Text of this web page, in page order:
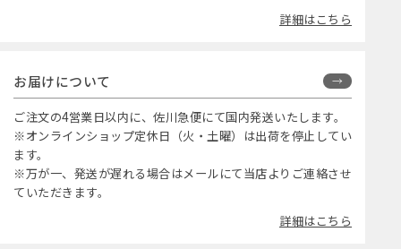
詳細はこちら
お届けについて
ご注文の4営業日以内に、佐川急便にて国内発送いたします。
※オンラインショップ定休日（火・土曜）は出荷を停止してい
ます。
※万が一、発送が遅れる場合はメールにて当店よりご連絡させ
ていただきます。
詳細はこちら